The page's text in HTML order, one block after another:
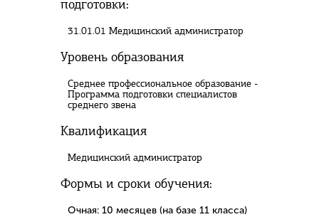
подготовки:
31.01.01 Медицинский администратор
Уровень образования
Среднее профессиональное образование -
Программа подготовки специалистов
среднего звена
Квалификация
Медицинский администратор
Формы и сроки обучения:
Очная: 10 месяцев (на базе 11 класса)